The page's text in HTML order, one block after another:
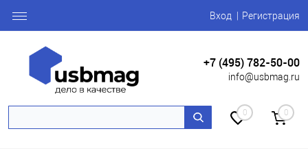
Вход Регистрация
+7 (495) 782-50-00
info@usbmag.ru
0 0